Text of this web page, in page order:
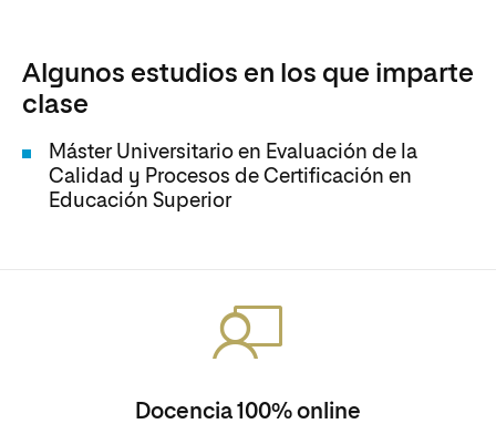
Algunos estudios en los que imparte
clase
Máster Universitario en Evaluación de la
Calidad y Procesos de Certificación en
Educación Superior
Docencia 100% online